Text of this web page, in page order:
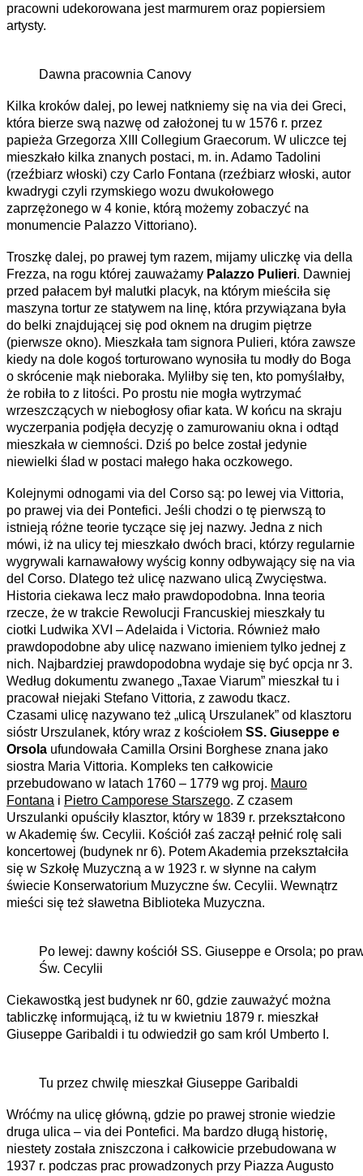
pracowni udekorowana jest marmurem oraz popiersiem
artysty.
Dawna pracownia Canovy
Kilka kroków dalej, po lewej natkniemy się na via dei Greci,
która bierze swą nazwę od założonej tu w 1576 r. przez
papieża Grzegorza XIII Collegium Graecorum. W uliczce tej
mieszkało kilka znanych postaci, m. in. Adamo Tadolini
(rzeźbiarz włoski) czy Carlo Fontana (rzeźbiarz włoski, autor
kwadrygi czyli rzymskiego wozu dwukołowego
zaprzężonego w 4 konie, którą możemy zobaczyć na
monumencie Palazzo Vittoriano).
Troszkę dalej, po prawej tym razem, mijamy uliczkę via della
Frezza, na rogu której zauważamy Palazzo Pulieri. Dawniej
przed pałacem był malutki placyk, na którym mieściła się
maszyna tortur ze statywem na linę, która przywiązana była
do belki znajdującej się pod oknem na drugim piętrze
(pierwsze okno). Mieszkała tam signora Pulieri, która zawsze
kiedy na dole kogoś torturowano wynosiła tu modły do Boga
o skrócenie mąk nieboraka. Myliłby się ten, kto pomyślałby,
że robiła to z litości. Po prostu nie mogła wytrzymać
wrzeszczących w niebogłosy ofiar kata. W końcu na skraju
wyczerpania podjęła decyzję o zamurowaniu okna i odtąd
mieszkała w ciemności. Dziś po belce został jedynie
niewielki ślad w postaci małego haka oczkowego.
Kolejnymi odnogami via del Corso są: po lewej via Vittoria,
po prawej via dei Pontefici. Jeśli chodzi o tę pierwszą to
istnieją różne teorie tyczące się jej nazwy. Jedna z nich
mówi, iż na ulicy tej mieszkało dwóch braci, którzy regularnie
wygrywali karnawałowy wyścig konny odbywający się na via
del Corso. Dlatego też ulicę nazwano ulicą Zwycięstwa.
Historia ciekawa lecz mało prawdopodobna. Inna teoria
rzecze, że w trakcie Rewolucji Francuskiej mieszkały tu
ciotki Ludwika XVI – Adelaida i Victoria. Również mało
prawdopodobne aby ulicę nazwano imieniem tylko jednej z
nich. Najbardziej prawdopodobna wydaje się być opcja nr 3.
Według dokumentu zwanego „Taxae Viarum” mieszkał tu i
pracował niejaki Stefano Vittoria, z zawodu tkacz.
Czasami ulicę nazywano też „ulicą Urszulanek” od klasztoru
sióstr Urszulanek, który wraz z kościołem SS. Giuseppe e
Orsola ufundowała Camilla Orsini Borghese znana jako
siostra Maria Vittoria. Kompleks ten całkowicie
przebudowano w latach 1760 – 1779 wg proj. Mauro
Fontana i Pietro Camporese Starszego. Z czasem
Urszulanki opuściły klasztor, który w 1839 r. przekształcono
w Akademię św. Cecylii. Kościół zaś zaczął pełnić rolę sali
koncertowej (budynek nr 6). Potem Akademia przekształciła
się w Szkołę Muzyczną a w 1923 r. w słynne na całym
świecie Konserwatorium Muzyczne św. Cecylii. Wewnątrz
mieści się też sławetna Biblioteka Muzyczna.
Po lewej: dawny kościół SS. Giuseppe e Orsola; po
Św. Cecylii
Ciekawostką jest budynek nr 60, gdzie zauważyć można
tabliczkę informującą, iż tu w kwietniu 1879 r. mieszkał
Giuseppe Garibaldi i tu odwiedził go sam król Umberto I.
Tu przez chwilę mieszkał Giuseppe Garibaldi
Wróćmy na ulicę główną, gdzie po prawej stronie wiedzie
druga ulica – via dei Pontefici. Ma bardzo długą historię,
niestety została zniszczona i całkowicie przebudowana w
1937 r. podczas prac prowadzonych przy Piazza Augusto